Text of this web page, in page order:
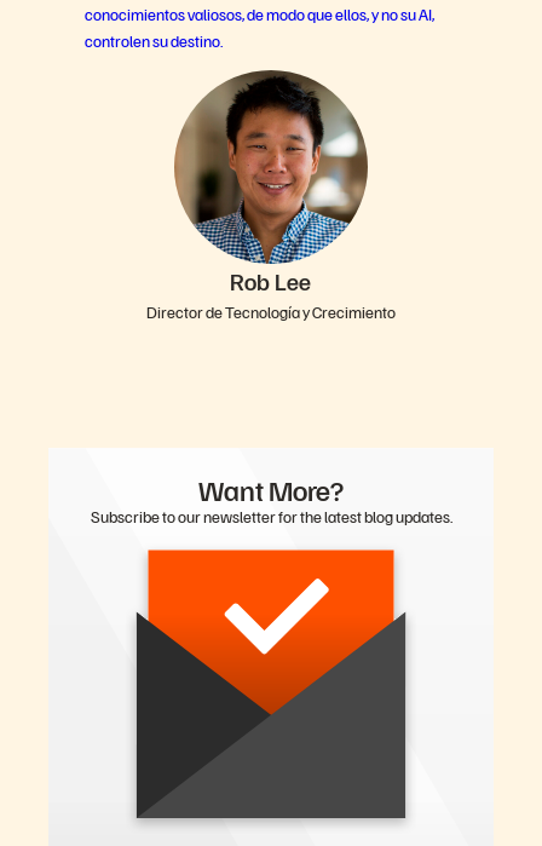
conocimientos valiosos, de modo que ellos, y no su AI,
controlen su destino.
Rob Lee
Director de Tecnología y Crecimiento
Want More?
Subscribe to our newsletter for the latest blog updates.